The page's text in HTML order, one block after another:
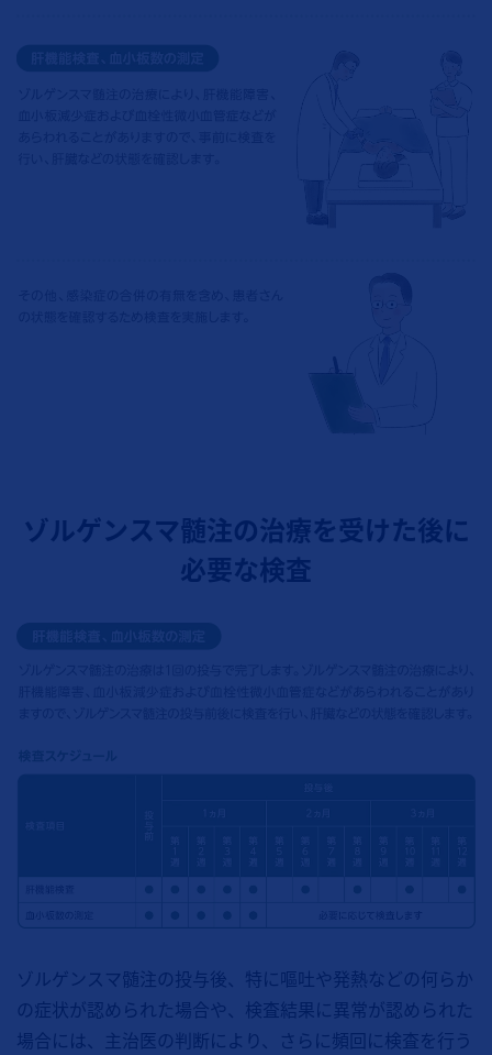
ゾルゲンスマ髄注の治療を受けた後に
必要な検査
ゾルゲンスマ髄注の投与後、特に嘔吐や発熱などの何らか
の症状が認められた場合や、検査結果に異常が認められた
場合には、主治医の判断により、さらに頻回に検査を行う